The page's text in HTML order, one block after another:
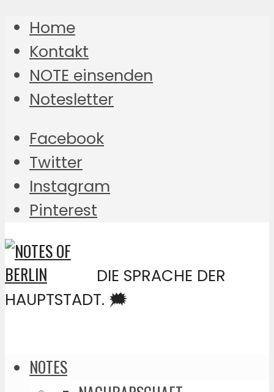
Home
Kontakt
NOTE einsenden
Notesletter
Facebook
Twitter
Instagram
Pinterest
DIE SPRACHE DER
HAUPTSTADT. 🗯️
NOTES